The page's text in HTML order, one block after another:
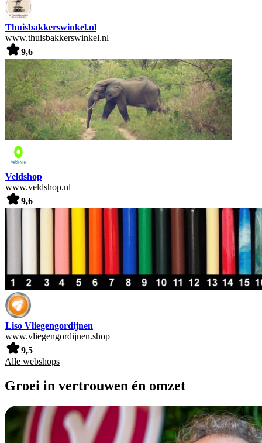
Thuisbakkerswinkel.nl
www.thuisbakkerswinkel.nl
9,6
Veldshop
www.veldshop.nl
9,6
Liso Vliegengordijnen
www.vliegengordijnen.shop
9,5
Alle webshops
Groei in vertrouwen én omzet